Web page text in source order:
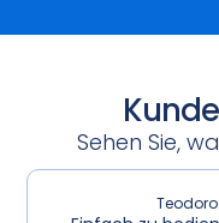
Sehen Sie,